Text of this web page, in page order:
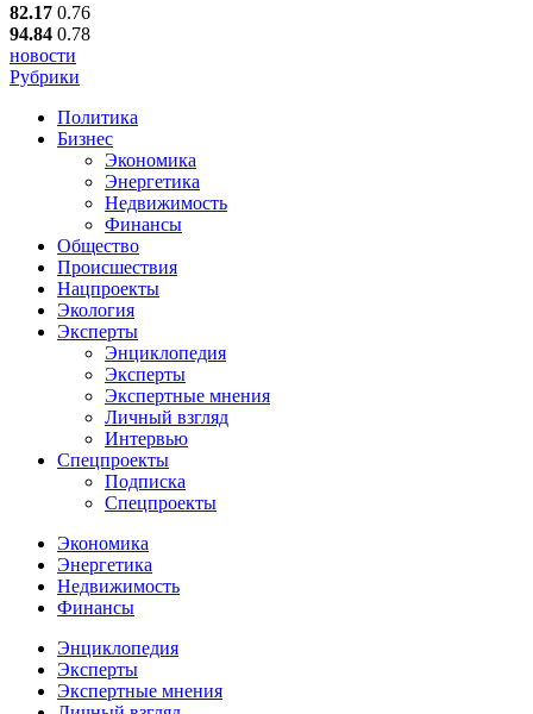
82.17 0.76
94.84 0.78
новости
Рубрики
Политика
Бизнес
Экономика
Энергетика
Недвижимость
Финансы
Общество
Происшествия
Нацпроекты
Экология
Эксперты
Энциклопедия
Эксперты
Экспертные мнения
Личный взгляд
Интервью
Спецпроекты
Подписка
Спецпроекты
Экономика
Энергетика
Недвижимость
Финансы
Энциклопедия
Эксперты
Экспертные мнения